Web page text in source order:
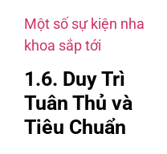
Một số sự kiện nha
khoa sắp tới
1.6. Duy Trì
Tuân Thủ và
Tiêu Chuẩn